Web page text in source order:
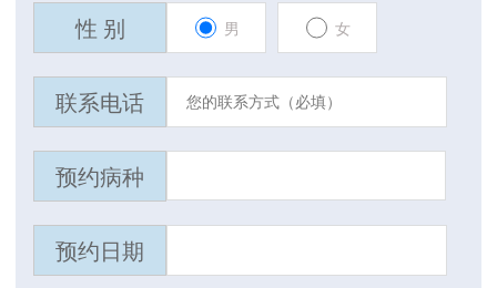
性 别 男 女
联系电话
预约病种
预约日期